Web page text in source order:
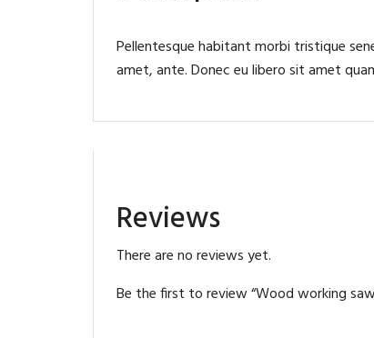
Pellentesque habitant morbi tristique
amet, ante. Donec eu libero sit amet
Reviews
There are no reviews yet.
Be the first to review “Wood working